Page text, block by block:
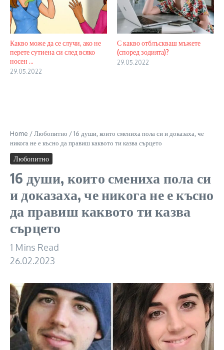
Какво може да се случи, ако не
перете сутиена си след всяко
носен ...
29.05.2022
С какво отблъскваш мъжете
(според зодията)?
29.05.2022
Home /Любопитно /16 души, които смениха пола си и доказаха, че
никога не е късно да правиш каквото ти казва сърцето
Любопитно
16 души, които смениха пола си
и доказаха, че никога не е късно
да правиш каквото ти казва
сърцето
1 Mins Read
26.02.2023